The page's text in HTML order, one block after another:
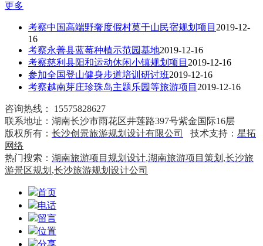
更多
考察中国高端野奢度假村莫干山民宿规划项目 2019-12-
16
考察永善县蓝莓种植示范园基地2019-12-16
考察慈利县阳和运动休闲小镇规划项目 2019-12-16
参加全国登山健身步道培训研讨班2019-12-16
考察越南芽庄珍珠岛主题乐园等旅游项目 2019-12-16
咨询热线： 15575828627
联系地址：湖南长沙市雨花区井莲路397号紫金国际16层
版权所有： 长沙创景旅游规划设计有限公司 技术支持： 星拓
网络
热门搜索： 湖南旅游项目规划设计,湖南旅游项目策划 ,长沙旅
游景区规划 ,长沙旅游规划设计公司
首页
电话
留言
位置